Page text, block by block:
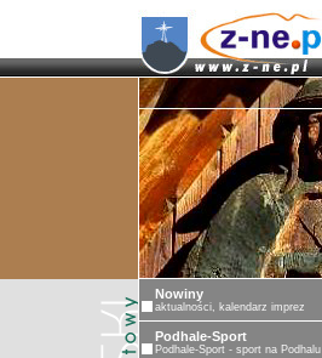
Nowiny
aktualności, kalendarz imprez
Podhale-Sport
Podhale-Sport - sport na Podhalu